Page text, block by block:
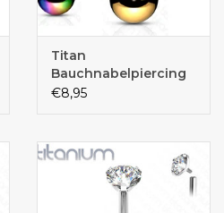
Titan
Bauchnabelpiercing
€8,95